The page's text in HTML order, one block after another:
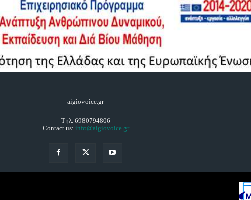
aigiovoice.gr
Τηλ. 6980794806
Contact us: info@aigiovoice.gr